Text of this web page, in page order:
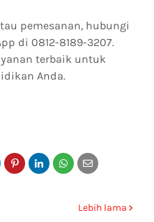
pemesanan, hubungi
di 0812-8189-3207.
terbaik untuk
Anda.
Lebih lama